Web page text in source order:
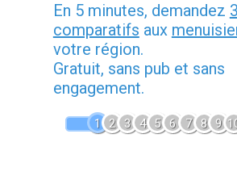
En 5 minutes, demandez
comparatifs aux
votre région.
Gratuit, sans pub et sans
engagement.
1 2 3 4 5 6 7 8 9